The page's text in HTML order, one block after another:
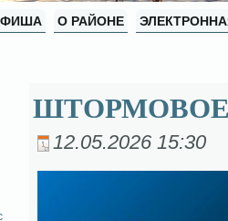
О РАЙОНЕ
12.05.2026 15:30